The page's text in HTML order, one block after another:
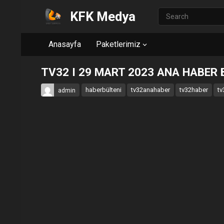
KFK Medya
Anasayfa Paketlerimiz
TV32 I 29 MART 2023 ANA HABER
admin haberbülteni tv32anahaber tv32haber